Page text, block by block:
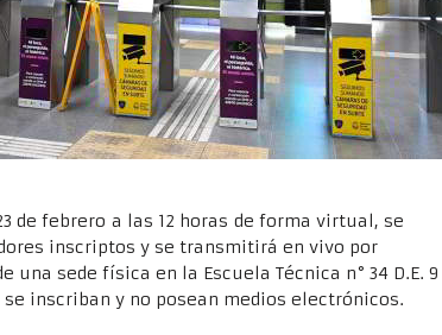
de febrero a las 12 horas de forma virtual, se
inscriptos y se transmitirá en vivo por
una sede física en la Escuela Técnica n° 34 D.E. 9
inscriban y no posean medios electrónicos.